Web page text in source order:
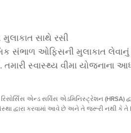
સાથે રસી
ઓફિસની મુલાકાત લેવાનું
સ્વાસ્થ્ય વીમા યોજનાના
એન્ડ સર્વિસ એડમિનિસ્ટ્રેશન (HRSA)
દ્વારા કરવામાં આવે છે અને તે જરૂરી નથી કે